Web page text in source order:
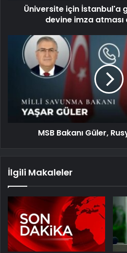
Üniversite için İstanbul'a
devine imza atması
MSB Bakanı Güler,
İlgili Makaleler